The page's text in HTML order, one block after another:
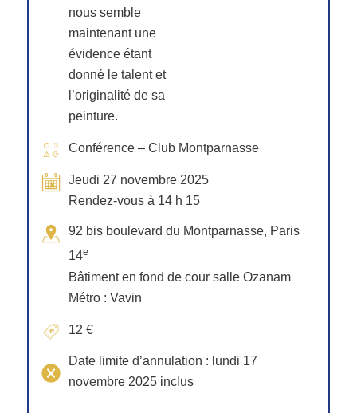
nous semble
maintenant une
évidence étant
donné le talent et
l’originalité de sa
peinture.
Conférence – Club Montparnasse
Jeudi 27 novembre 2025
Rendez-vous à 14 h 15
92 bis boulevard du Montparnasse, Paris
14e
Bâtiment en fond de cour salle Ozanam
Métro : Vavin
12 €
Date limite d’annulation : lundi 17
novembre 2025 inclus